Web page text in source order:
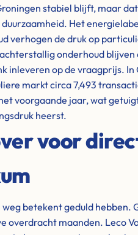
stabiel blijft, maar
Het
verhogen de druk op
onderhoud blijven
inleveren op de vraagprijs. In
markt circa 7,493
voorgaande jaar, wat
heerst.
voor
betekent geduld hebben.
overdracht maanden. Leco